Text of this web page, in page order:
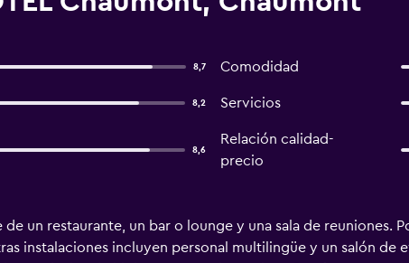
8,7 Comodidad
8,2 Servicios
8,6
Relación calidad-
precio
un restaurante, un bar o lounge y una sala de reuniones.
instalaciones incluyen personal multilingüe y un salón de